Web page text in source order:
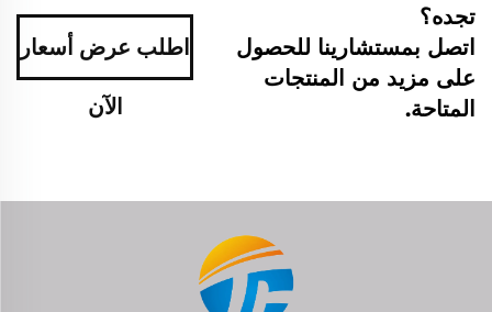
تجده؟
اتصل بمستشارينا للحصول
على مزيد من المنتجات
المتاحة.
اطلب عرض أسعار
الآن